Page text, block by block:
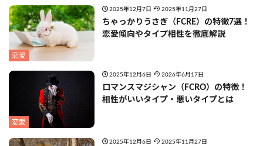
恋愛
2025年12月7日 2025年11月27日
ちゃっかりうさぎ（FCRE）の特徴7選！
恋愛傾向やタイプ相性を徹底解説
恋愛
2025年12月6日 2026年6月17日
ロマンスマジシャン（FCRO）の特徴！
相性がいいタイプ・悪いタイプとは
2025年12月6日 2025年11月27日